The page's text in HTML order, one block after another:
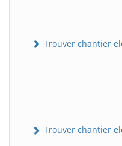
Trouver chantier
Trouver chantier